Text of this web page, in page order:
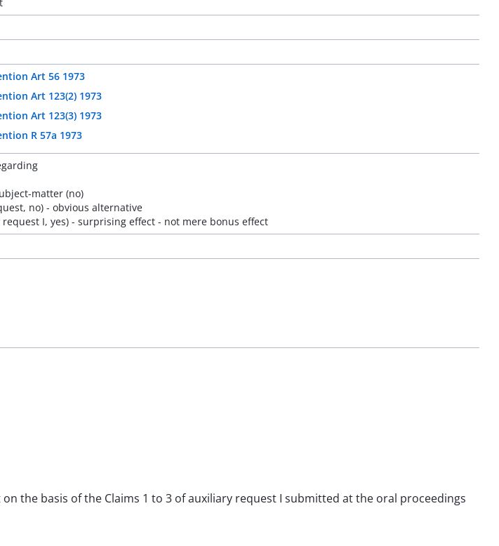
Art 56 1973
Art 123(2) 1973
Art 123(3) 1973
R 57a 1973
matter (no)
no) - obvious alternative
I, yes) - surprising effect - not mere bonus effect
the basis of the Claims 1 to 3 of auxiliary request I submitted at the oral proceedings